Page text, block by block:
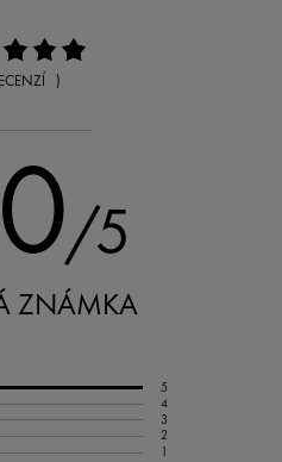
)
/5
ZNÁMKA
5
4
3
2
1